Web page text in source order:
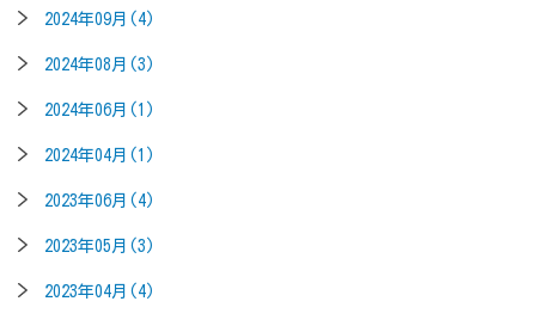
2024年09月(4)
2024年08月(3)
2024年06月(1)
2024年04月(1)
2023年06月(4)
2023年05月(3)
2023年04月(4)